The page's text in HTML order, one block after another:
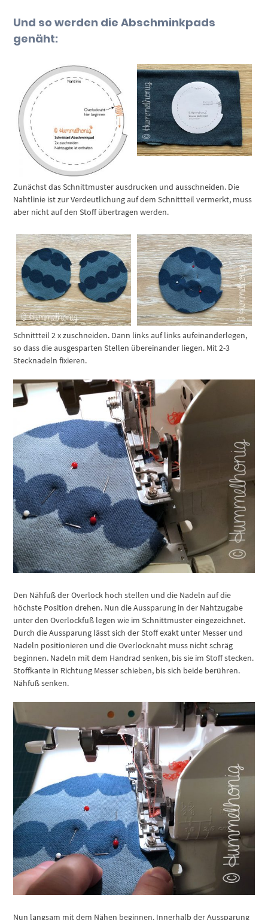
Und so werden die Abschminkpads
genäht:
Zunächst das Schnittmuster ausdrucken und ausschneiden. Die
Nahtlinie ist zur Verdeutlichung auf dem Schnittteil vermerkt, muss
aber nicht auf den Stoff übertragen werden.
Schnittteil 2 x zuschneiden. Dann links auf links aufeinanderlegen,
so dass die ausgesparten Stellen übereinander liegen. Mit 2-3
Stecknadeln fixieren.
Den Nähfuß der Overlock hoch stellen und die Nadeln auf die
höchste Position drehen. Nun die Aussparung in der Nahtzugabe
unter den Overlockfuß legen wie im Schnittmuster eingezeichnet.
Durch die Aussparung lässt sich der Stoff exakt unter Messer und
Nadeln positionieren und die Overlocknaht muss nicht schräg
beginnen. Nadeln mit dem Handrad senken, bis sie im Stoff stecken.
Stoffkante in Richtung Messer schieben, bis sich beide berühren.
Nähfuß senken.
Nun langsam mit dem Nähen beginnen. Innerhalb der Aussparung